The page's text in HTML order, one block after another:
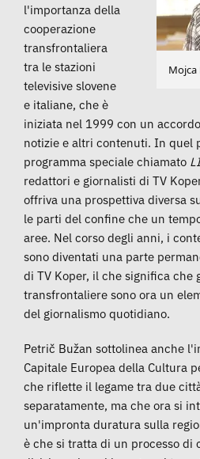
Mojca
l'importanza della
cooperazione
transfrontaliera
tra le stazioni
televisive slovene
e italiane, che è
iniziata nel 1999 con un
notizie e altri contenuti. In quel
programma speciale chiamato
redattori e giornalisti di TV
offriva una prospettiva diversa
le parti del confine che un
aree. Nel corso degli anni, i
sono diventati una parte
di TV Koper, il che significa che
transfrontaliere sono ora un
del giornalismo quotidiano.
Petrič Bužan sottolinea anche
Capitale Europea della Cultura
che riflette il legame tra due
separatamente, ma che ora si
un'impronta duratura sulla
è che si tratta di un processo di